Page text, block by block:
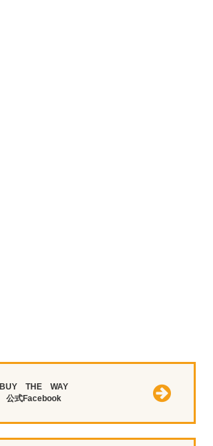
BUY THE WAY
公式Facebook